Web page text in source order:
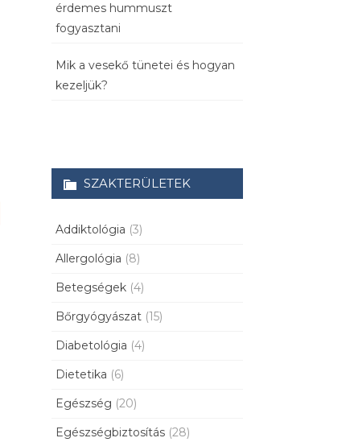
érdemes hummuszt
fogyasztani
Mik a vesekő tünetei és hogyan
kezeljük?
SZAKTERÜLETEK
Addiktológia (3)
Allergológia (8)
Betegségek (4)
Bőrgyógyászat (15)
Diabetológia (4)
Dietetika (6)
Egészség (20)
Egészségbiztosítás (28)